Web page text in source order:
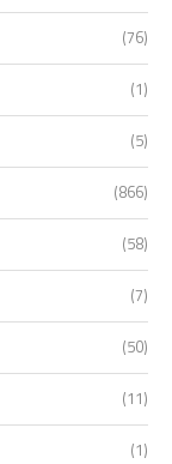
(76)
(1)
(5)
(866)
(58)
(7)
(50)
(11)
(1)